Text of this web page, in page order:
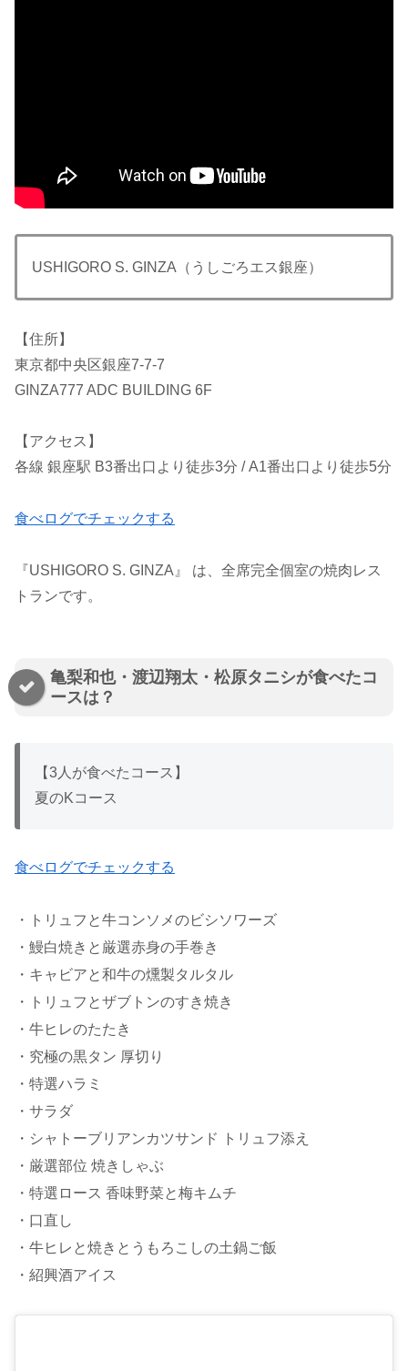
USHIGORO S. GINZA（うしごろエス銀座）
【住所】
東京都中央区銀座7-7-7
GINZA777 ADC BUILDING 6F
【アクセス】
各線 銀座駅 B3番出口より徒歩3分 / A1番出口より徒歩5分
食べログでチェックする
『USHIGORO S. GINZA』 は、全席完全個室の焼肉レス
トランです。
亀梨和也・渡辺翔太・松原タニシが食べたコ
ースは？
【3人が食べたコース】
夏のKコース
食べログでチェックする
・トリュフと牛コンソメのビシソワーズ
・鰻白焼きと厳選赤身の手巻き
・キャビアと和牛の燻製タルタル
・トリュフとザブトンのすき焼き
・牛ヒレのたたき
・究極の黒タン 厚切り
・特選ハラミ
・サラダ
・シャトーブリアンカツサンド トリュフ添え
・厳選部位 焼きしゃぶ
・特選ロース 香味野菜と梅キムチ
・口直し
・牛ヒレと焼きとうもろこしの土鍋ご飯
・紹興酒アイス